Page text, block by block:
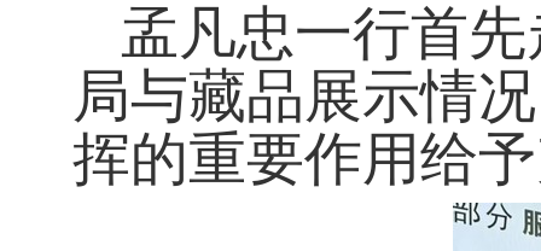
孟凡忠一行首
局与藏品展示情
挥的重要作用给